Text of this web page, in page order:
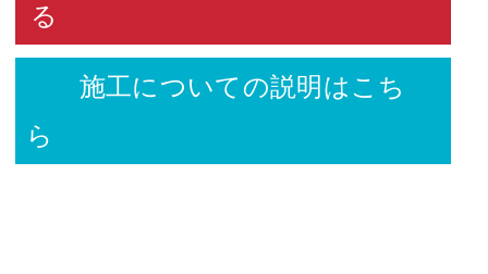
る
施工についての説明はこち
ら